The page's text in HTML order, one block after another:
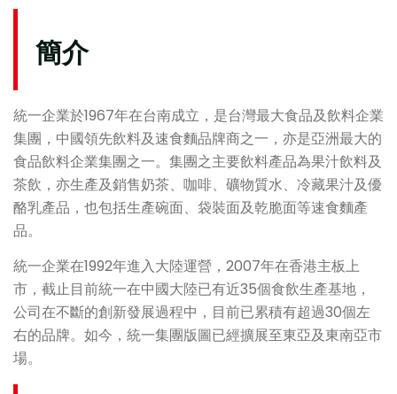
簡介
統一企業於1967年在台南成立，是台灣最大食品及飲料企業
集團，中國領先飲料及速食麵品牌商之一，亦是亞洲最大的
食品飲料企業集團之一。集團之主要飲料產品為果汁飲料及
茶飲，亦生產及銷售奶茶、咖啡、礦物質水、冷藏果汁及優
酪乳產品，也包括生產碗面、袋裝面及乾脆面等速食麵產
品。
統一企業在1992年進入大陸運營，2007年在香港主板上
市，截止目前統一在中國大陸已有近35個食飲生產基地，
公司在不斷的創新發展過程中，目前已累積有超過30個左
右的品牌。如今，統一集團版圖已經擴展至東亞及東南亞市
場。